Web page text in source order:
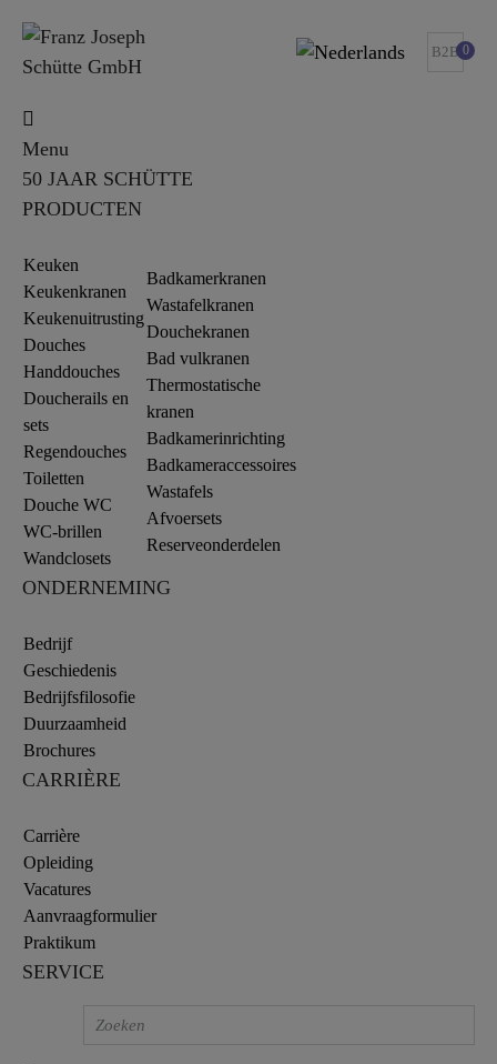
B2B 0
Menu
50 JAAR SCHÜTTE
PRODUCTEN
Keuken
Keukenkranen
Keukenuitrusting
Douches
Handdouches
Doucherails en
sets
Regendouches
Toiletten
Douche WC
WC-brillen
Wandclosets
Badkamerkranen
Wastafelkranen
Douchekranen
Bad vulkranen
Thermostatische
kranen
Badkamerinrichting
Badkameraccessoires
Wastafels
Afvoersets
Reserveonderdelen
ONDERNEMING
Bedrijf
Geschiedenis
Bedrijfsfilosofie
Duurzaamheid
Brochures
CARRIÈRE
Carrière
Opleiding
Vacatures
Aanvraagformulier
Praktikum
SERVICE